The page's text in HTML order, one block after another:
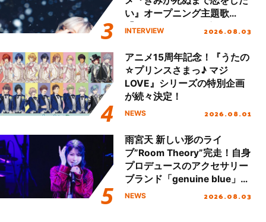
い』オープニング主題歌
「Amore」インタビュー
INTERVIEW 2026.08.03
アニメ15周年記念！『うたの
☆プリンスさまっ♪ マジ
LOVE』シリーズの特別企画
が続々決定！
NEWS 2026.08.01
雨宮天 新しい形のライ
ブ”Room Theory”完走！自身
プロデュースのアクセサリー
ブランド「genuine blue」の
新作アクセサリー予約も開
NEWS 2026.08.03